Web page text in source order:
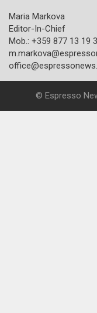
Maria Markova
Editor-In-Chief
Mob.: +359 877 13 19
© Espresso